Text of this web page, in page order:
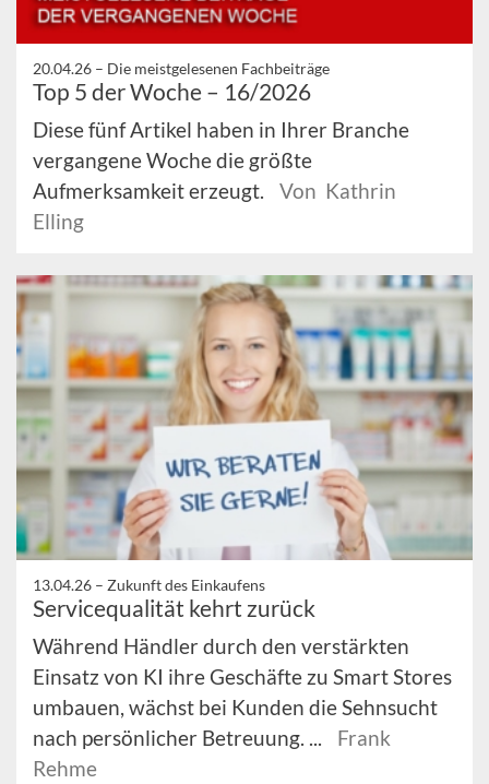
20.04.26 – Die meistgelesenen Fachbeiträge
Top 5 der Woche – 16/2026
Diese fünf Artikel haben in Ihrer Branche
vergangene Woche die größte
Aufmerksamkeit erzeugt.
Von Kathrin
Elling
13.04.26 – Zukunft des Einkaufens
Servicequalität kehrt zurück
Während Händler durch den verstärkten
Einsatz von KI ihre Geschäfte zu Smart Stores
umbauen, wächst bei Kunden die Sehnsucht
nach persönlicher Betreuung. ...
Frank
Rehme